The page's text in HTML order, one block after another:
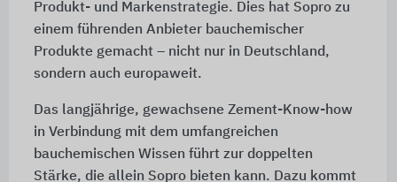
Produkt- und Markenstrategie. Dies hat Sopro zu
einem führenden Anbieter bauchemischer
Produkte gemacht – nicht nur in Deutschland,
sondern auch europaweit.
Das langjährige, gewachsene Zement-Know-how
in Verbindung mit dem umfangreichen
bauchemischen Wissen führt zur doppelten
Stärke, die allein Sopro bieten kann. Dazu kommt